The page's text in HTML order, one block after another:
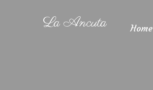
La Ancuta Home